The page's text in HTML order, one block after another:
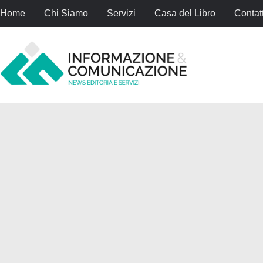
Home Chi Siamo Servizi Casa del Libro